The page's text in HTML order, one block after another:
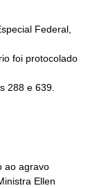
Federal,
ao agravo
Ellen